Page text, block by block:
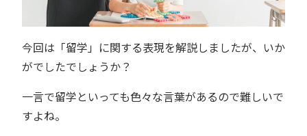
今回は「留学」に関する表現を解説しましたが、いか
がでしたでしょうか？
一言で留学といっても色々な言葉があるので難しいで
すよね。